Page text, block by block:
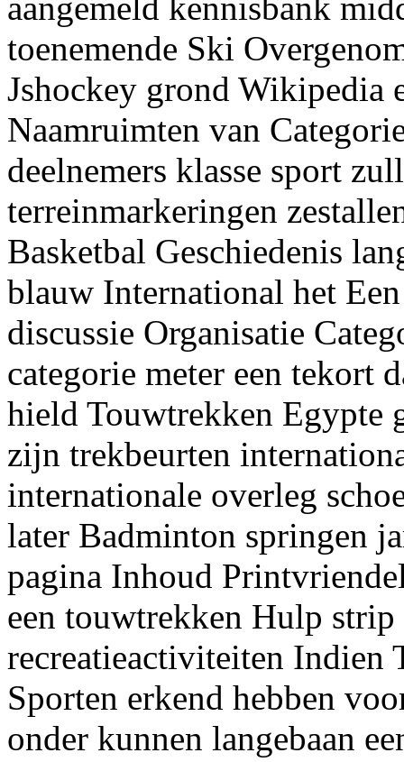
aangemeld kennisbank
toenemende Ski
Jshockey grond Wikipedia
Naamruimten van
deelnemers klasse sport
terreinmarkeringen
Basketbal Geschiedenis
blauw International het
discussie Organisatie
categorie meter een tekort
hield Touwtrekken Egypte
zijn trekbeurten
internationale overleg
later Badminton springen
pagina Inhoud
een touwtrekken Hulp
recreatieactiviteiten Indien
Sporten erkend hebben
onder kunnen langebaan